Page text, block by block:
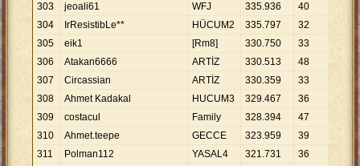
303
jeoali61 WFJ 335.936 40 8
304
IrResistibLe** HÜCUM2 335.797 32
305
eik1 [Rm8] 330.750 33 10
306
Atakan6666 ARTİZ 330.513 48
307
Circassian ARTİZ 330.359 33 10
308
Ahmet Kadakal HUCUM3 329.467 36
309
costacul Family 328.394 47 6
310
Ahmet.teepe GECCE 323.959 39 8
311
Polman112 YASAL4 321.731 36